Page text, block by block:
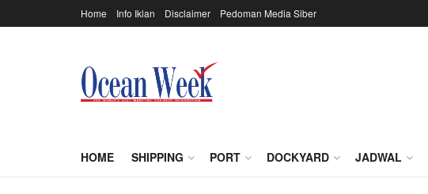
Home Info Iklan Disclaimer Pedoman Media Siber
HOME SHIPPING PORT DOCKYARD JADWAL